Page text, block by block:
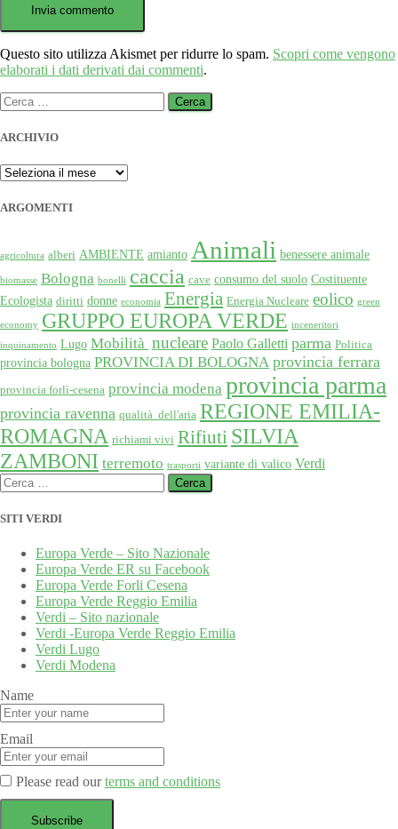
Questo sito utilizza Akismet per ridurre lo spam. Scopri come vengono
elaborati i dati derivati dai commenti.
Ricerca
per:
ARCHIVIO
ARCHIVIO
ARGOMENTI
agricoltura alberi AMBIENTE amianto Animali benessere animale
biomasse Bologna bonelli caccia cave consumo del suolo Costituente
Ecologista diritti donne economia Energia Energia Nucleare eolico green
economy GRUPPO EUROPA VERDE inceneritori
inquinamento Lugo Mobilità nucleare Paolo Galletti parma Politica
provincia bologna PROVINCIA DI BOLOGNA provincia ferrara
provincia forlì-cesena provincia modena provincia parma
provincia ravenna qualità dell'aria REGIONE EMILIA-
ROMAGNA richiami vivi Rifiuti SILVIA
ZAMBONI terremoto trasporti variante di valico Verdi
Ricerca
per:
SITI VERDI
Europa Verde – Sito Nazionale
Europa Verde ER su Facebook
Europa Verde Forli Cesena
Europa Verde Reggio Emilia
Verdi – Sito nazionale
Verdi -Europa Verde Reggio Emilia
Verdi Lugo
Verdi Modena
Name
Email
Please read ourterms and conditions